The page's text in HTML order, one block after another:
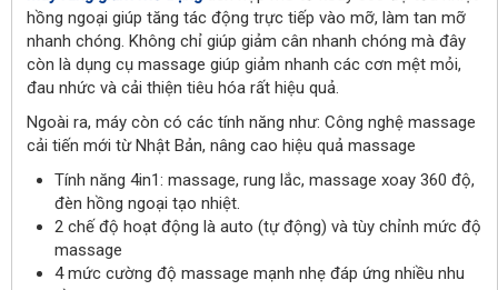
hồng ngoại giúp tăng tác động trực tiếp vào mỡ, làm tan mỡ
nhanh chóng. Không chỉ giúp giảm cân nhanh chóng mà đây
còn là dụng cụ massage giúp giảm nhanh các cơn mệt mỏi,
đau nhức và cải thiện tiêu hóa rất hiệu quả.
Ngoài ra, máy còn có các tính năng như: Công nghệ massage
cải tiến mới từ Nhật Bản, nâng cao hiệu quả massage
Tính năng 4in1: massage, rung lắc, massage xoay 360 độ,
đèn hồng ngoại tạo nhiệt.
2 chế độ hoạt động là auto (tự động) và tùy chỉnh mức độ
massage
4 mức cường độ massage mạnh nhẹ đáp ứng nhiều nhu